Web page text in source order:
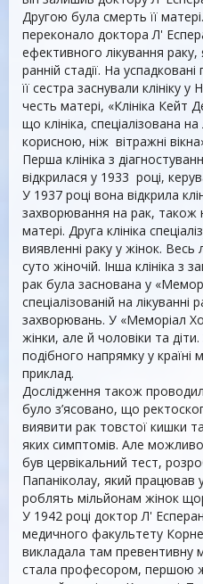
Другою була смерть її
переконало доктора Л'
ефективного лікування
ранній стадії. На
її сестра заснували клініку
честь матері, «Клініка Кейт
що клініка, спеціалізована
корисною, ніж вітражні
Перша клініка з
відкрилася у 1933 році,
У 1937 році вона відкрила
захворювання на рак, також
матері. Друга клініка
виявленні раку у жінок. Весь
суто жіночій. Інша клініка з
рак була заснована у
спеціалізованій на лікуванні
захворювань. У «Меморіал
жінки, але й чоловіки та
подібного напрямку у
приклад.
Дослідження також
було з’ясовано, що
виявити рак товстої кишки
яких симптомів. Але
був цервікальний тест,
Папаніколау, який працював
роблять мільйонам жінок
У 1942 році доктор Л'
медичного факультету
викладала там превентивну
стала професором, першою